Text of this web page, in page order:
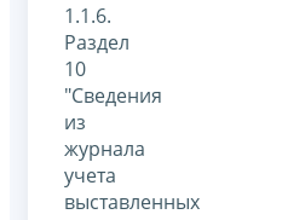
1.1.6.
Раздел
10
"Сведения
из
журнала
учета
выставленных